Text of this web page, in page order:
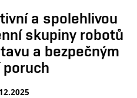
a spolehlivou
skupiny robotů
a bezpečným